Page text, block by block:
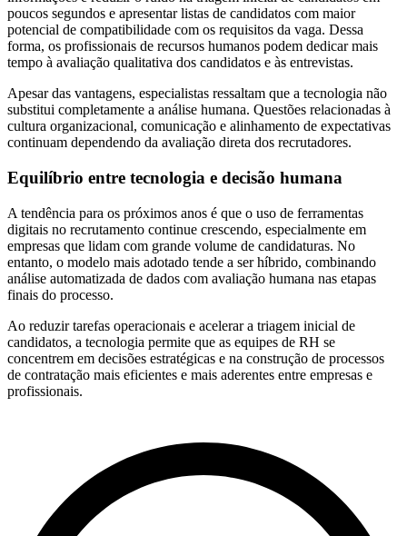
poucos segundos e apresentar listas de candidatos com maior
potencial de compatibilidade com os requisitos da vaga. Dessa
forma, os profissionais de recursos humanos podem dedicar mais
tempo à avaliação qualitativa dos candidatos e às entrevistas.
Apesar das vantagens, especialistas ressaltam que a tecnologia não
substitui completamente a análise humana. Questões relacionadas à
cultura organizacional, comunicação e alinhamento de expectativas
continuam dependendo da avaliação direta dos recrutadores.
Equilíbrio entre tecnologia e decisão humana
A tendência para os próximos anos é que o uso de ferramentas
digitais no recrutamento continue crescendo, especialmente em
empresas que lidam com grande volume de candidaturas. No
entanto, o modelo mais adotado tende a ser híbrido, combinando
análise automatizada de dados com avaliação humana nas etapas
finais do processo.
Ao reduzir tarefas operacionais e acelerar a triagem inicial de
candidatos, a tecnologia permite que as equipes de RH se
concentrem em decisões estratégicas e na construção de processos
de contratação mais eficientes e mais aderentes entre empresas e
profissionais.